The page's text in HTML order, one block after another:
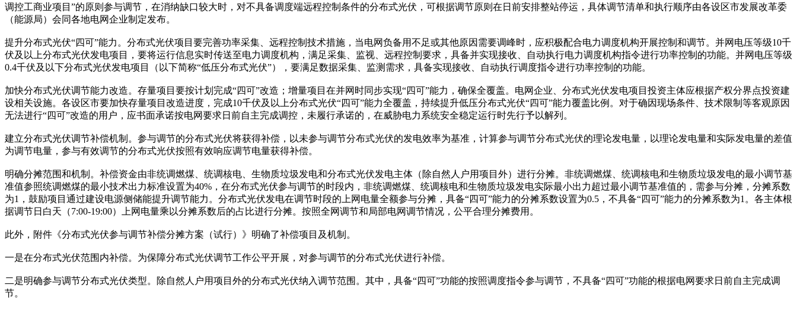
调控工商业项目”的原则参与调节，在消纳缺口较大时，对不具备调度端远程控制条件的分布式光伏，可根据调节原则在日前安排整站停运，具体调节清单和执行顺序由各设区市发展改革委
（能源局）会同各地电网企业制定发布。
提升分布式光伏“四可”能力。分布式光伏项目要完善功率采集、远程控制技术措施，当电网负备用不足或其他原因需要调峰时，应积极配合电力调度机构开展控制和调节。并网电压等级10千
伏及以上分布式光伏发电项目，要将运行信息实时传送至电力调度机构，满足采集、监视、远程控制要求，具备并实现接收、自动执行电力调度机构指令进行功率控制的功能。并网电压等级
0.4千伏及以下分布式光伏发电项目（以下简称“低压分布式光伏”），要满足数据采集、监测需求，具备实现接收、自动执行调度指令进行功率控制的功能。
加快分布式光伏调节能力改造。存量项目要按计划完成“四可”改造；增量项目在并网时同步实现“四可”能力，确保全覆盖。电网企业、分布式光伏发电项目投资主体应根据产权分界点投资建
设相关设施。各设区市要加快存量项目改造进度，完成10千伏及以上分布式光伏“四可”能力全覆盖，持续提升低压分布式光伏“四可”能力覆盖比例。对于确因现场条件、技术限制等客观原因
无法进行“四可”改造的用户，应书面承诺按电网要求日前自主完成调控，未履行承诺的，在威胁电力系统安全稳定运行时先行予以解列。
建立分布式光伏调节补偿机制。参与调节的分布式光伏将获得补偿，以未参与调节分布式光伏的发电效率为基准，计算参与调节分布式光伏的理论发电量，以理论发电量和实际发电量的差值
为调节电量，参与有效调节的分布式光伏按照有效响应调节电量获得补偿。
明确分摊范围和机制。补偿资金由非统调燃煤、统调核电、生物质垃圾发电和分布式光伏发电主体（除自然人户用项目外）进行分摊。非统调燃煤、统调核电和生物质垃圾发电的最小调节基
准值参照统调燃煤的最小技术出力标准设置为40%，在分布式光伏参与调节的时段内，非统调燃煤、统调核电和生物质垃圾发电实际最小出力超过最小调节基准值的，需参与分摊，分摊系数
为1，鼓励项目通过建设电源侧储能提升调节能力。分布式光伏发电在调节时段的上网电量全额参与分摊，具备“四可”能力的分摊系数设置为0.5，不具备“四可”能力的分摊系数为1。各主体根
据调节日白天（7:00-19:00）上网电量乘以分摊系数后的占比进行分摊。按照全网调节和局部电网调节情况，公平合理分摊费用。
此外，附件《分布式光伏参与调节补偿分摊方案（试行）》明确了补偿项目及机制。
一是在分布式光伏范围内补偿。为保障分布式光伏调节工作公平开展，对参与调节的分布式光伏进行补偿。
二是明确参与调节分布式光伏类型。除自然人户用项目外的分布式光伏纳入调节范围。其中，具备“四可”功能的按照调度指令参与调节，不具备“四可”功能的根据电网要求日前自主完成调
节。